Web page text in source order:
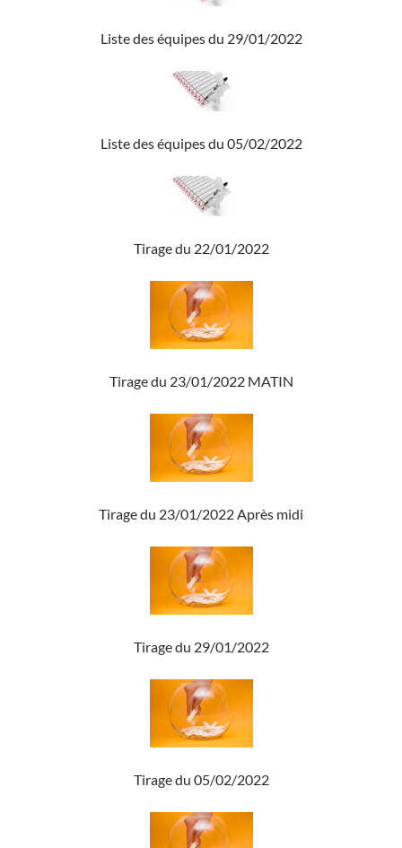
Liste des équipes du 29/01/2022
Liste des équipes du 05/02/2022
Tirage du 22/01/2022
Tirage du 23/01/2022 MATIN
Tirage du 23/01/2022 Après midi
Tirage du 29/01/2022
Tirage du 05/02/2022